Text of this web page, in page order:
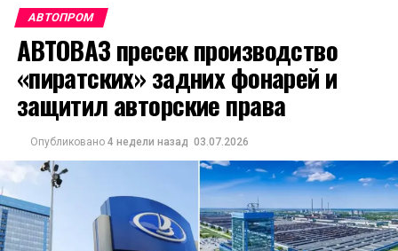
АВТОПРОМ
АВТОВАЗ пресек производство
«пиратских» задних фонарей и
защитил авторские права
Опубликовано 4 недели назад 03.07.2026